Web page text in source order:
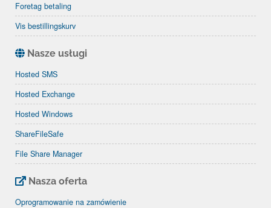
Foretag betaling
Vis bestillingskurv
Nasze usługi
Hosted SMS
Hosted Exchange
Hosted Windows
ShareFileSafe
File Share Manager
Nasza oferta
Oprogramowanie na zamówienie